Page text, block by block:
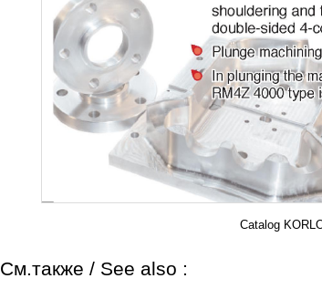
Catalog
См.также / See also :